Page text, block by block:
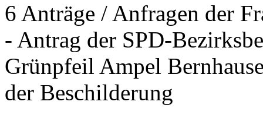
6 Anträge / Anfragen der
- Antrag der SPD-
Grünpfeil Ampel
der Beschilderung